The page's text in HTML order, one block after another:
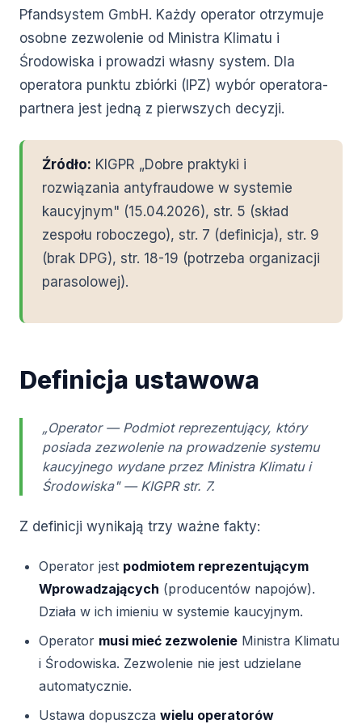
Pfandsystem GmbH. Każdy operator otrzymuje
osobne zezwolenie od Ministra Klimatu i
Środowiska i prowadzi własny system. Dla
operatora punktu zbiórki (IPZ) wybór operatora-
partnera jest jedną z pierwszych decyzji.
Źródło: KIGPR „Dobre praktyki i
rozwiązania antyfraudowe w systemie
kaucyjnym" (15.04.2026), str. 5 (skład
zespołu roboczego), str. 7 (definicja), str. 9
(brak DPG), str. 18-19 (potrzeba organizacji
parasolowej).
Definicja ustawowa
„Operator — Podmiot reprezentujący, który
posiada zezwolenie na prowadzenie systemu
kaucyjnego wydane przez Ministra Klimatu i
Środowiska" — KIGPR str. 7.
Z definicji wynikają trzy ważne fakty:
Operator jest podmiotem reprezentującym
Wprowadzających (producentów napojów).
Działa w ich imieniu w systemie kaucyjnym.
Operator musi mieć zezwolenie Ministra Klimatu
i Środowiska. Zezwolenie nie jest udzielane
automatycznie.
Ustawa dopuszcza wielu operatorów